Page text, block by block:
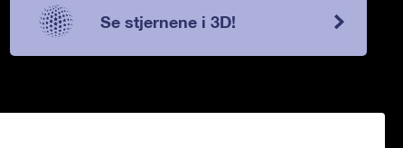
Se stjernene i 3D!